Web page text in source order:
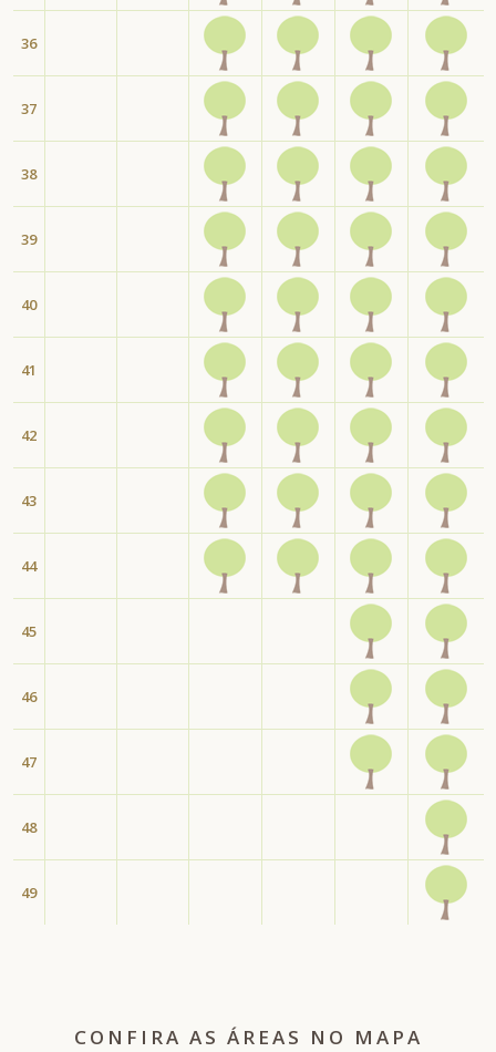
36
37
38
39
40
41
42
43
44
45
46
47
48
49
CONFIRA AS ÁREAS NO MAPA